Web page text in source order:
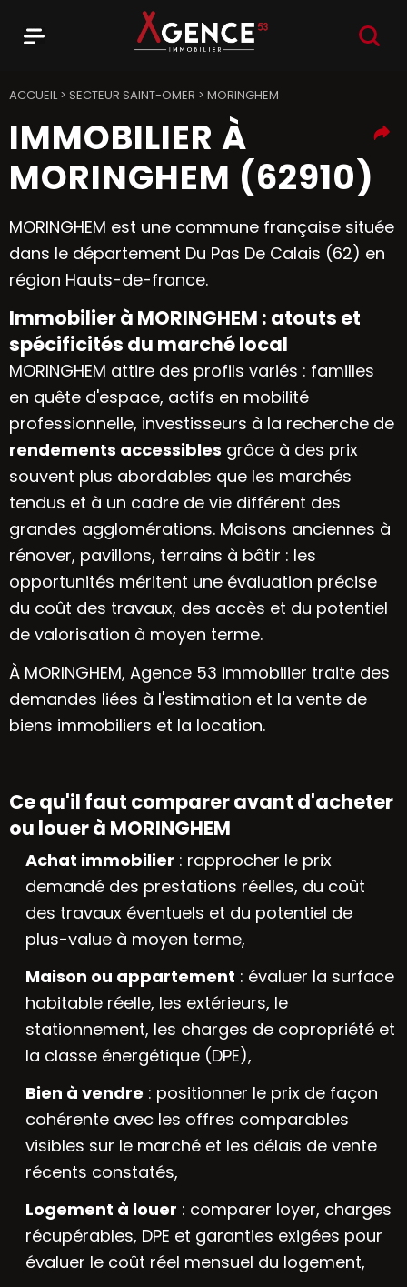
ACCUEIL> SECTEUR SAINT-OMER > MORINGHEM
IMMOBILIER À
MORINGHEM (62910)
MORINGHEM est une commune française située
dans le département Du Pas De Calais (62) en
région Hauts-de-france.
Immobilier à MORINGHEM : atouts et
spécificités du marché local
MORINGHEM attire des profils variés : familles
en quête d'espace, actifs en mobilité
professionnelle, investisseurs à la recherche de
rendements accessibles grâce à des prix
souvent plus abordables que les marchés
tendus et à un cadre de vie différent des
grandes agglomérations. Maisons anciennes à
rénover, pavillons, terrains à bâtir : les
opportunités méritent une évaluation précise
du coût des travaux, des accès et du potentiel
de valorisation à moyen terme.
À MORINGHEM, Agence 53 immobilier traite des
demandes liées à l'estimation et la vente de
biens immobiliers et la location.
Ce qu'il faut comparer avant d'acheter
ou louer à MORINGHEM
Achat immobilier : rapprocher le prix
demandé des prestations réelles, du coût
des travaux éventuels et du potentiel de
plus-value à moyen terme,
Maison ou appartement : évaluer la surface
habitable réelle, les extérieurs, le
stationnement, les charges de copropriété et
la classe énergétique (DPE),
Bien à vendre : positionner le prix de façon
cohérente avec les offres comparables
visibles sur le marché et les délais de vente
récents constatés,
Logement à louer : comparer loyer, charges
récupérables, DPE et garanties exigées pour
évaluer le coût réel mensuel du logement,